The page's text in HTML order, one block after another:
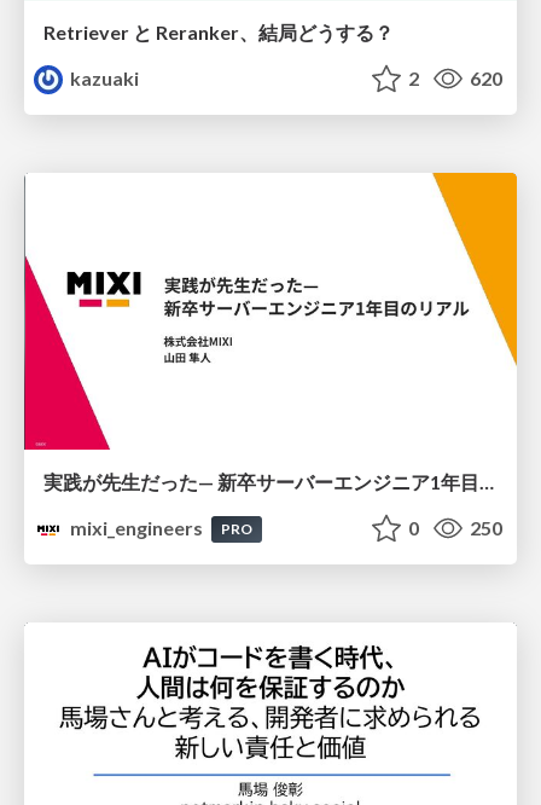
Retriever と Reranker、結局どうする？
kazuaki
2 620
実践が先生だった— 新卒サーバーエンジニア1年目のリアル
mixi_engineers
PRO 0 250